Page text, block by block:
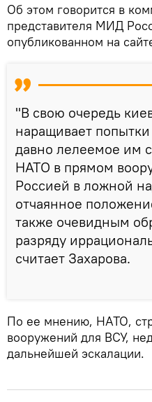
Об этом говорится в
представителя МИД
опубликованном на
"В свою очередь
наращивает
давно лелеемое им
НАТО в прямом
Россией в ложной
отчаянное
также очевидным
разряду
считает Захарова.
По ее мнению, НАТО,
вооружений для ВСУ,
дальнейшей эскалации.